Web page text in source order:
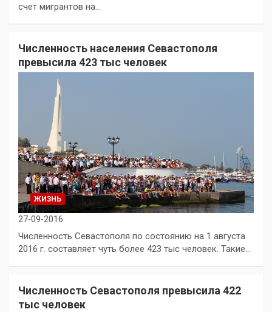
счет мигрантов на…
Численность населения Севастополя
превысила 423 тыс человек
ЖИЗНЬ
27-09-2016
Численность Севастополя по состоянию на 1 августа
2016 г. составляет чуть более 423 тыс человек. Такие…
Численность Севастополя превысила 422
тыс человек